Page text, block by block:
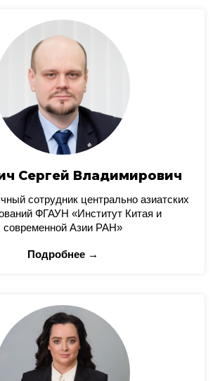
Сергей Владимирович
сотрудник центрально азиатских
ФГАУН «Институт Китая и
современной Азии РАН»
Подробнее →